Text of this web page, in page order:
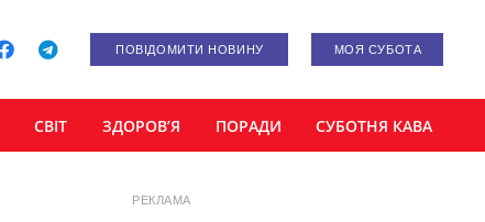
ПОВІДОМИТИ НОВИНУ МОЯ СУБОТА
СВІТ ЗДОРОВ’Я ПОРАДИ СУБОТНЯ КАВА
РЕКЛАМА